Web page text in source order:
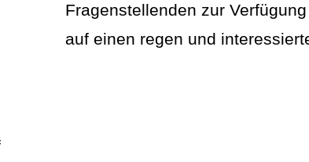
Fragenstellenden zur
auf einen regen und